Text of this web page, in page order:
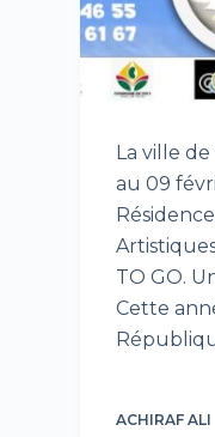
La ville
au 09
TO GO.
Cette
ACHIRAF ALI